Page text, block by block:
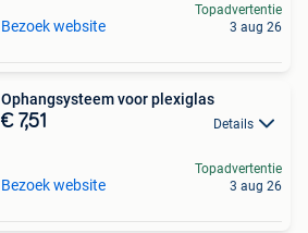
Bezoek website
Topadvertentie
3 aug 26
Ophangsysteem voor plexiglas
€ 7,51 Details
Bezoek website
Topadvertentie
3 aug 26